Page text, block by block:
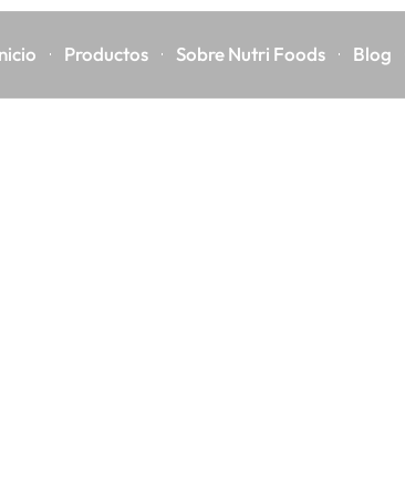
Productos Sobre Nutri Foods Blog